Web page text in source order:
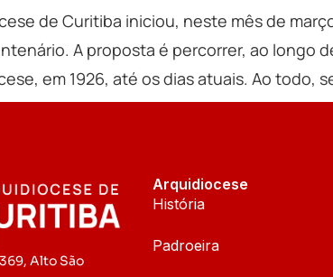
de Curitiba iniciou, neste mês de
A proposta é percorrer, ao longo
em 1926, até os dias atuais. Ao todo,
Alto São
Arquidiocese
História
Padroeira